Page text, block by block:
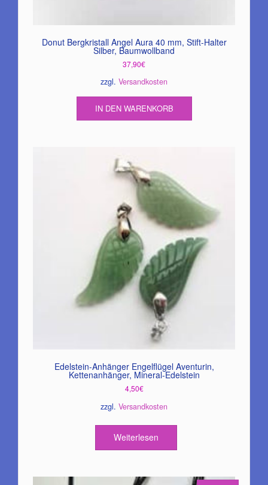
Donut Bergkristall Angel Aura 40 mm, Stift-Halter
Silber, Baumwollband
37,90€
zzgl. Versandkosten
IN DEN WARENKORB
Edelstein-Anhänger Engelflügel Aventurin,
Kettenanhänger, Mineral-Edelstein
4,50€
zzgl. Versandkosten
Weiterlesen